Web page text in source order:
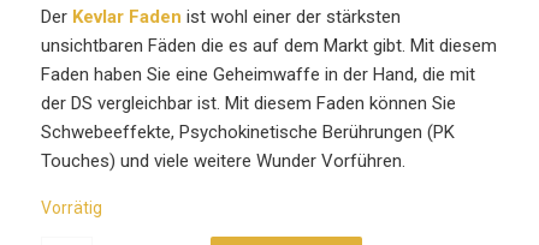
Der Kevlar Faden ist wohl einer der stärksten
unsichtbaren Fäden die es auf dem Markt gibt. Mit diesem
Faden haben Sie eine Geheimwaffe in der Hand, die mit
der DS vergleichbar ist. Mit diesem Faden können Sie
Schwebeeffekte, Psychokinetische Berührungen (PK
Touches) und viele weitere Wunder Vorführen.
Vorrätig